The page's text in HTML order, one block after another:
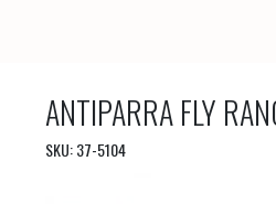
ANTIPARRA FLY
SKU: 37-5104